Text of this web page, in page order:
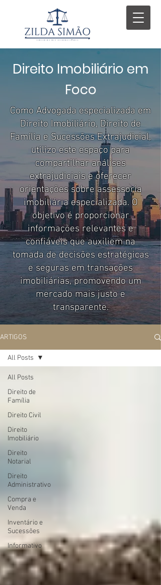
Direito Imobiliário em
Foco
Como Advogada especializada em
Direito Imobiliário, Direito de
Família e Sucessões Extrajudicial,
utilizo este espaço para
compartilhar análises
extrajudiciais e oferecer
orientações sobre assessoria
imobiliária especializada. O
objetivo é proporcionar
informações relevantes e
confiáveis que auxiliem na
tomada de decisões estratégicas
e seguras em transações
imobiliárias, promovendo um
mercado mais justo e
transparente.
ARTIGOS
All Posts
Direito de
Família
Direito Civil
Direito
Imobiliário
Direito
Notarial
Direito
Administrativo
Compra e
Venda
Inventário e
Sucessões
Informativo
All Posts